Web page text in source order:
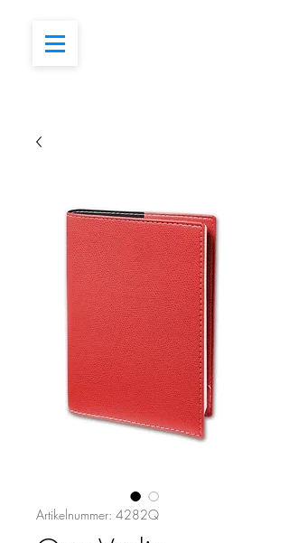
Artikelnummer: 4282Q